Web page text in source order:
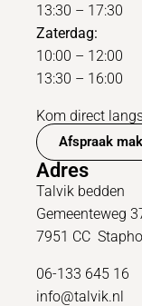
13:30 – 17:30
Zaterdag:
10:00 – 12:00
13:30 – 16:00
Kom direct
Afspraak
Adres
Talvik bedden
Gemeenteweg
7951 CC
06-133 645 16
info@talvik.nl